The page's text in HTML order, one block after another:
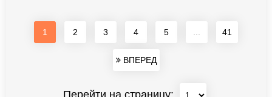
1 2 3 4 5 41
ВПЕРЕД
Перейти на страницу: